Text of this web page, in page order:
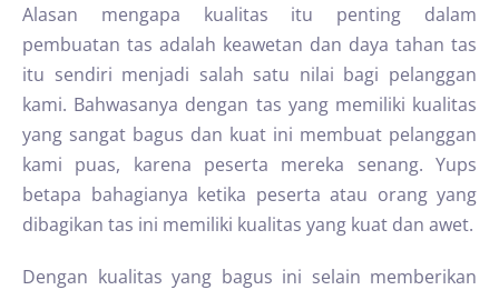
Alasan mengapa kualitas itu penting dalam
pembuatan tas adalah keawetan dan daya tahan tas
itu sendiri menjadi salah satu nilai bagi pelanggan
kami. Bahwasanya dengan tas yang memiliki kualitas
yang sangat bagus dan kuat ini membuat pelanggan
kami puas, karena peserta mereka senang. Yups
betapa bahagianya ketika peserta atau orang yang
dibagikan tas ini memiliki kualitas yang kuat dan awet.
Dengan kualitas yang bagus ini selain memberikan